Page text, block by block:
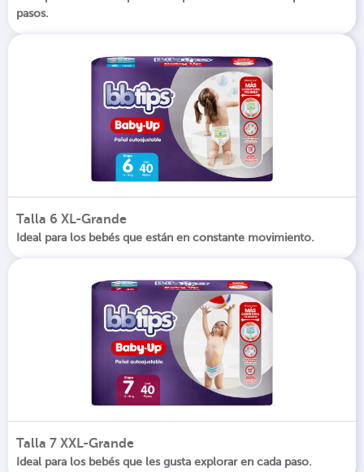
pasos.
Talla 6 XL-Grande
Ideal para los bebés que están en constante movimiento.
Talla 7 XXL-Grande
Ideal para los bebés que les gusta explorar en cada paso.